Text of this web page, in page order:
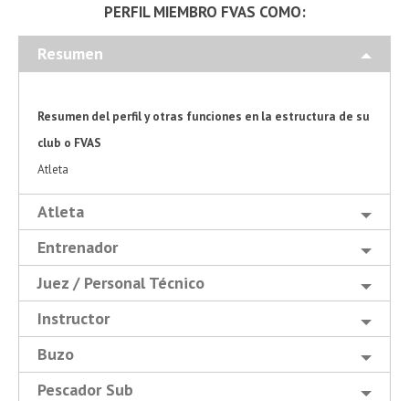
PERFIL MIEMBRO FVAS COMO:
Resumen
Resumen del perfil y otras funciones en la estructura de su
club o FVAS
Atleta
Atleta
Entrenador
Juez / Personal Técnico
Instructor
Buzo
Pescador Sub